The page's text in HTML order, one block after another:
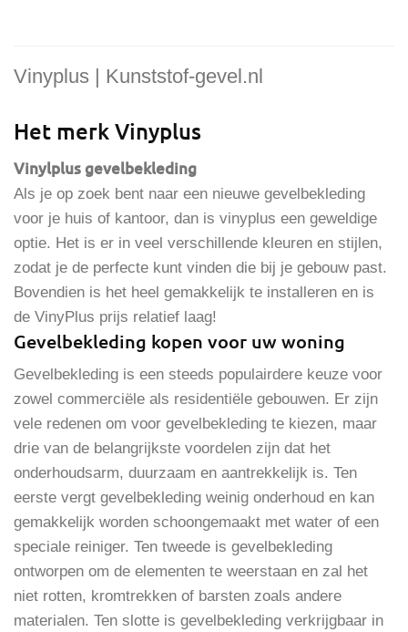
Vinyplus | Kunststof-gevel.nl
Het merk Vinyplus
Vinylplus gevelbekleding
Als je op zoek bent naar een nieuwe gevelbekleding
voor je huis of kantoor, dan is vinyplus een geweldige
optie. Het is er in veel verschillende kleuren en stijlen,
zodat je de perfecte kunt vinden die bij je gebouw past.
Bovendien is het heel gemakkelijk te installeren en is
de VinyPlus prijs relatief laag!
Gevelbekleding kopen voor uw woning
Gevelbekleding is een steeds populairdere keuze voor
zowel commerciële als residentiële gebouwen. Er zijn
vele redenen om voor gevelbekleding te kiezen, maar
drie van de belangrijkste voordelen zijn dat het
onderhoudsarm, duurzaam en aantrekkelijk is. Ten
eerste vergt gevelbekleding weinig onderhoud en kan
gemakkelijk worden schoongemaakt met water of een
speciale reiniger. Ten tweede is gevelbekleding
ontworpen om de elementen te weerstaan en zal het
niet rotten, kromtrekken of barsten zoals andere
materialen. Ten slotte is gevelbekleding verkrijgbaar in